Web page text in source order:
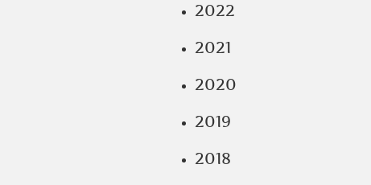
2022
2021
2020
2019
2018